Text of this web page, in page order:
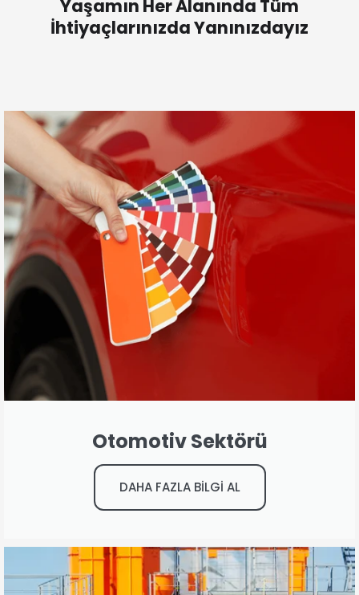
Yaşamın Her Alanında Tüm
İhtiyaçlarınızda Yanınızdayız
Otomotiv Sektörü
DAHA FAZLA BİLGİ AL